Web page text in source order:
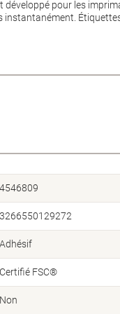
développé pour les
4546809
3266550129272
Adhésif
Certifié FSC®
Non